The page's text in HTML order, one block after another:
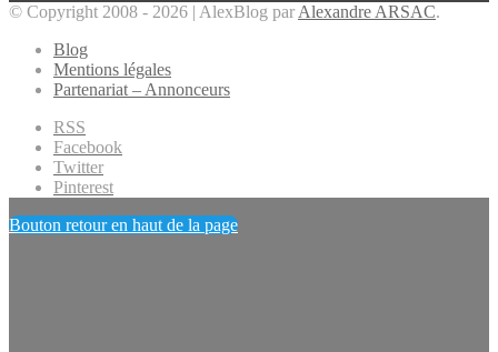
© Copyright 2008 - 2026 | AlexBlog par Alexandre ARSAC.
Blog
Mentions légales
Partenariat – Annonceurs
RSS
Facebook
Twitter
Pinterest
Bouton retour en haut de la page